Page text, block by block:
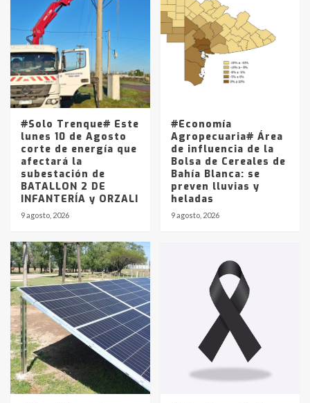
Accidente en Ruta 5: falleció un
joven de Trenque Lauquen
5
Los precios de los combustibles en
La Pampa, desde YPF hasta Axion
entre 857 a 1338 pesos
#Solo Trenque# Este
lunes 10 de Agosto
corte de energía que
afectará la
subestación de
BATALLON 2 DE
INFANTERÍA y ORZALI
9 agosto, 2026
#Economía
Agropecuaria# Área
de influencia de la
Bolsa de Cereales de
Bahía Blanca: se
preven lluvias y
heladas
9 agosto, 2026